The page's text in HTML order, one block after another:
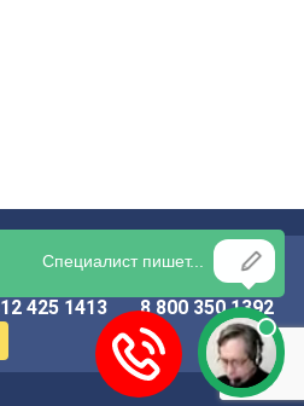
КОНСУЛЬТАЦИЯ:
425 1413
По России бесплатно
8 800 350 1392